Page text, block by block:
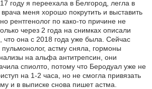
году я переехала в Белгород, легла в
меня хорошо покрутить и выставить
рентгенолог по како-то причине не
через 2 года на снимках описали
она с 2018 года уже была. Сейчас
астму сняла, гормоны
на альфа антитрепсин, они
спиолто, потому что Беродуал уже не
на 1-2 часа, но не смогла привязать
и в выписке снова пишет астма.